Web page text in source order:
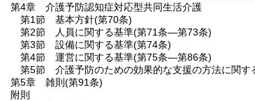
第4章
介護予防認知症対応型共同生活介護
第1節
基本方針(第70条)
第2節
人員に関する基準(第71条―第73条)
第3節
設備に関する基準(第74条)
第4節
運営に関する基準(第75条―第86条)
第5節
介護予防のための効果的な支援の方法に関す
第5章
雑則 (第91条)
附則